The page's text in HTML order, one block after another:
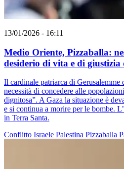
13/01/2026 - 16:11
Medio Oriente, Pizzaballa:
desiderio di vita e di giustizia
Il cardinale patriarca di Gerusalemme
necessità di concedere alle
dignitosa”. A Gaza la situazione è
e si continua a morire per le bombe.
in Terra Santa.
Conflitto Israele Palestina Pizzaballa